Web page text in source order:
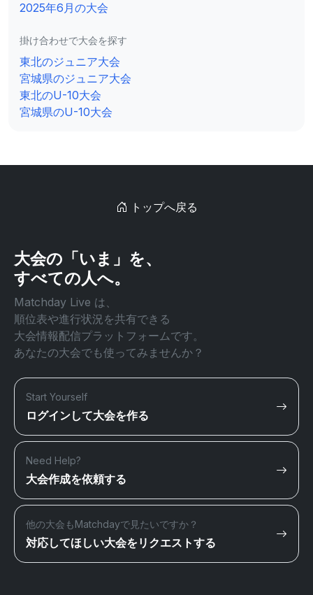
2025年6月の大会
掛け合わせで大会を探す
東北のジュニア大会
宮城県のジュニア大会
東北のU-10大会
宮城県のU-10大会
トップへ戻る
大会の「いま」を、
すべての人へ。
Matchday Live は、
順位表や進行状況を共有できる
大会情報配信プラットフォームです。
あなたの大会でも使ってみませんか？
Start Yourself
ログインして大会を作る
Need Help?
大会作成を依頼する
他の大会もMatchdayで見たいですか？
対応してほしい大会をリクエストする